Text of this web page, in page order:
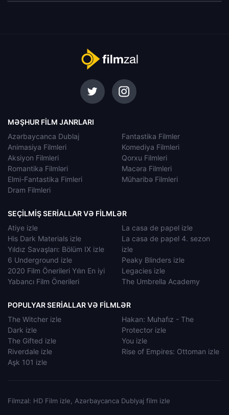
MƏŞHUR FILM JANRLARI
Azərbaycanca Dublaj
Animasiya Filmleri
Aksiyon Filmleri
Romantika Filmləri
Elmi-Fantastika Fimleri
Dram Filmleri
Fantastika Filmler
Komediya Filmleri
Qorxu Filmleri
Macəra Filmleri
Müharibə Filmleri
SEÇILMIŞ SERIALLAR VƏ FILMLƏR
Atiye izle
His Dark Materials izle
Yıldız Savaşları: Bölüm IX izle
6 Underground izle
2020 Film Önerileri Yılın En iyi
Yabancı Film Önerileri
La casa de papel izle
La casa de papel 4. sezon
izle
Peaky Blinders izle
Legacies izle
The Umbrella Academy
POPULYAR SERIALLAR VƏ FILMLƏR
The Witcher izle
Dark izle
The Gifted izle
Riverdale izle
Aşk 101 izle
Hakan: Muhafız - The
Protector izle
You izle
Rise of Empires: Ottoman izle
Filmzal: HD Film izle, Azərbaycanca Dublyaj film izle